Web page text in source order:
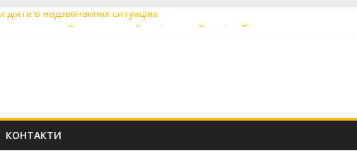
в надзвичайних ситуаціях
швейцарської партії із заводською низькопідлоговою секцією
скористалися послугою «Мобільний адміністратор» ЦНАП
КОНТАКТИ